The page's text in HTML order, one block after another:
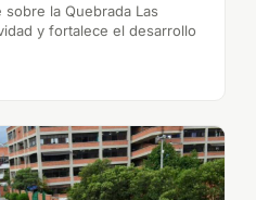
la Quebrada Las
y fortalece el desarrollo